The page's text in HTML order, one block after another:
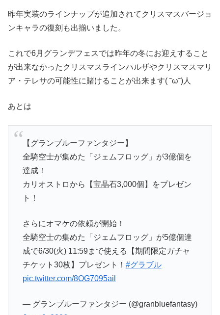
昨年実装のラインナップが追加されてクリスマスバージョ
ンキャラの復刻も出揃いました。
これで6月グランデフェスでは昨年の冬にお迎えすること
が出来なかったクリスマスラインハルザやクリスマスマリ
ア・テレサの可能性に賭けることが出来ます( ˘ω˘)人
あとは
【グランブルーファンタジー】
全騎空士が集めた「ジェムフロッグ」が3億個を
達成！
カリオストロから【宝晶石3,000個】をプレゼン
ト！
さらにオマケの依頼が開始！
全騎空士の集めた「ジェムフロッグ」が5億個達
成で6/30(火) 11:59まで使える【期間限定ガチャ
チケット30枚】プレゼント！ #グラブル
pic.twitter.com/8OG7095ail
— グランブルーファンタジー (@granbluefantasy)